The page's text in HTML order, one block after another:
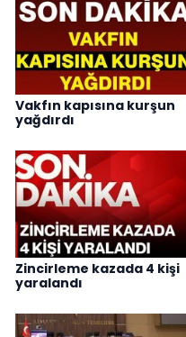
Vakfın kapısına kurşun
yağdırdı
Zincirleme kazada 4 kişi
yaralandı